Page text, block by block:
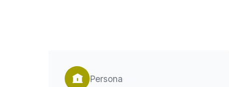
Persona